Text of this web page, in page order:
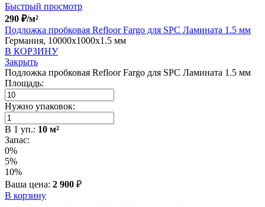
Быстрый просмотр
290 ₽/м²
Подложка пробковая Refloor Fargo для SPC Ламината 1.5 мм
Германия, 10000x1000x1.5 мм
В КОРЗИНУ
Закрыть
Подложка пробковая Refloor Fargo для SPC Ламината 1.5 мм
Площадь:
Нужно упаковок:
В 1 уп.: 10 м²
Запас:
0%
5%
10%
Ваша цена: 2 900 ₽
В корзину